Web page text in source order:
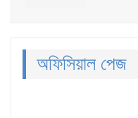
অফিসিয়াল পেজ